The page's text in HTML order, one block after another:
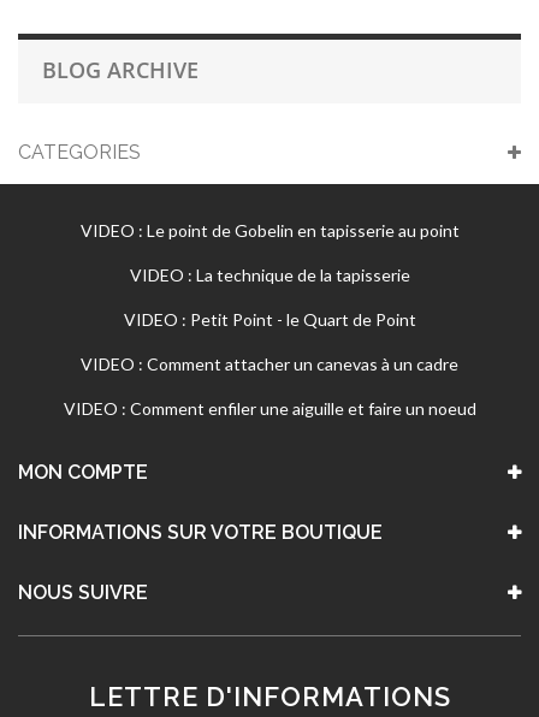
BLOG ARCHIVE
CATEGORIES
VIDEO : Le point de Gobelin en tapisserie au point
VIDEO : La technique de la tapisserie
VIDEO : Petit Point - le Quart de Point
VIDEO : Comment attacher un canevas à un cadre
VIDEO : Comment enfiler une aiguille et faire un noeud
MON COMPTE
INFORMATIONS SUR VOTRE BOUTIQUE
NOUS SUIVRE
LETTRE D'INFORMATIONS